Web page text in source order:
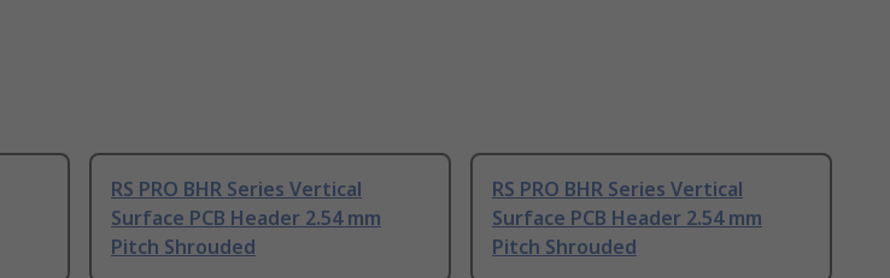
RS PRO BHR Series Vertical
Surface PCB Header 2.54 mm
Pitch Shrouded
RS PRO BHR Series Vertical
Surface PCB Header 2.54 mm
Pitch Shrouded